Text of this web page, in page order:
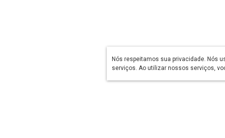
Nós respeitamos sua privacidade. Nós
serviços. Ao utilizar nossos serviços,